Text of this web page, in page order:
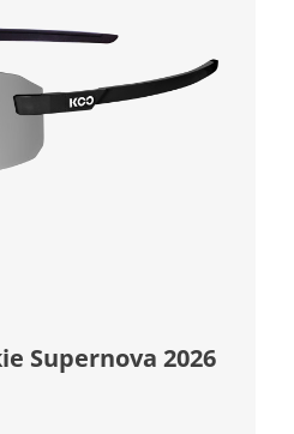
Supernova 2026